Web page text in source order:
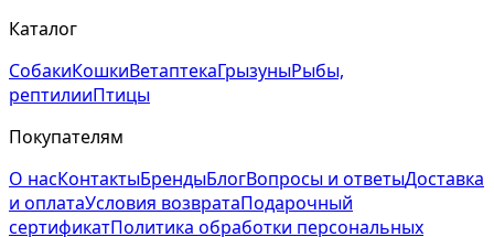
Каталог
СобакиКошкиВетаптекаГрызуныРыбы,
рептилииПтицы
Покупателям
О насКонтактыБрендыБлогВопросы и ответыДоставка
и оплатаУсловия возвратаПодарочный
сертификатПолитика обработки персональных